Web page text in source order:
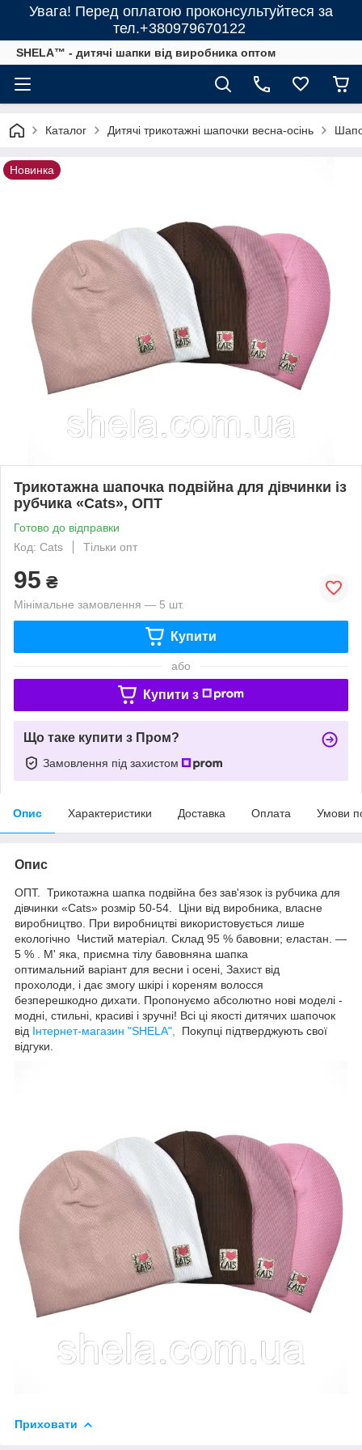
Увага! Перед оплатою проконсультуйтеся за
тел.+380979670122
SHELA™ - дитячі шапки від виробника оптом
Каталог Дитячі трикотажні шапочки весна-осінь
Новинка
Трикотажна шапочка подвійна для дівчинки із
рубчика «Cats», ОПТ
Готово до відправки
Код: Cats
Тільки опт
95 ₴
Мінімальне замовлення — 5 шт.
Купити
або
Купити з
Що таке купити з Пром?
Замовлення під захистом
Опис Характеристики Доставка Оплата Умови
Опис
ОПТ. Трикотажна шапка подвійна без зав'язок із рубчика для
дівчинки «Cats» розмір 50-54. Ціни від виробника, власне
виробництво. При виробництві використовується лише
екологічно Чистий матеріал. Склад 95 % бавовни; еластан. ―
5 % . М' яка, приємна тілу бавовняна шапка
оптимальний варіант для весни і осені, Захист від
прохолоди, і дає змогу шкірі і кореням волосся
безперешкодно дихати. Пропонуємо абсолютно нові моделі -
модні, стильні, красиві і зручні! Всі ці якості дитячих шапочок
від Інтернет-магазин "SHELA",
Покупці підтверджують свої
відгуки.
Приховати